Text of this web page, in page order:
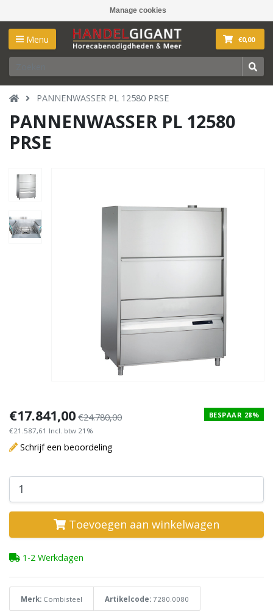
Manage cookies
Menu €0,00
PANNENWASSER PL 12580 PRSE
PANNENWASSER PL 12580
PRSE
€17.841,00 €24.780,00
€21.587,61 Incl. btw 21%
BESPAAR 28%
Schrijf een beoordeling
Toevoegen aan winkelwagen
1-2 Werkdagen
Merk: Combisteel Artikelcode: 7280.0080